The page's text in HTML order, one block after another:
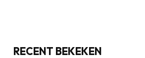
RECENT BEKEKEN